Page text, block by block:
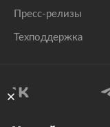
Пресс-релизы
Техподдержка